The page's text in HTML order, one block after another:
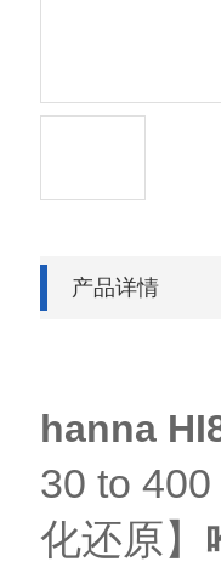
产品详情
hanna
30 to
化还原】